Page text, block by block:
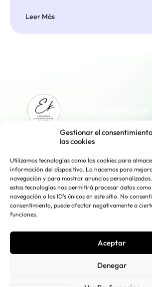
Gestionar el
las cookies
Utilizamos tecnologías como las cookies para
información del dispositivo. Lo hacemos para
navegación y para mostrar anuncios
estas tecnologías nos permitirá procesar datos
navegación o los ID's únicos en este sitio. No
consentimiento, puede afectar negativamente a
funciones.
Aceptar
Denegar
Leer Más
Especialistas en
extranjería, inversión
y emprendimiento
para extranjeros que
quieren vivir, invertir
o hacer negocios en
España.
Inicio
Nosotros
Nómadas
digitales
Hop in
invest
Blog
Extranjería
Inversión y
Empresa
Derecho
Inmobiliario
Contencioso
Servicios de
constitución
de
EKABOGADOS, Todos los